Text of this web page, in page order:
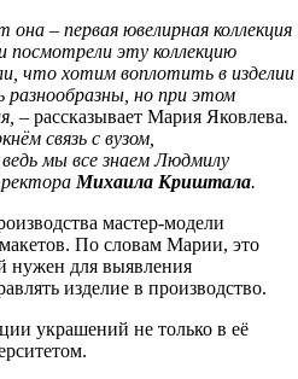
– первая ювелирная коллекция
посмотрели эту коллекцию
что хотим воплотить в изделии
разнообразны, но при этом
– рассказывает Мария Яковлева.
связь с вузом,
мы все знаем Людмилу
Михаила Криштала.
мастер-модели
По словам Марии, это
нужен для выявления
изделие в производство.
украшений не только в её